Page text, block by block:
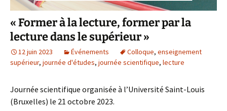
« Former à la lecture, former par la
lecture dans le supérieur »
12 juin 2023 Événements Colloque, enseignement
supérieur, journée d'études, journée scientifique, lecture
Journée scientifique organisée à l’Université Saint-Louis
(Bruxelles) le 21 octobre 2023.